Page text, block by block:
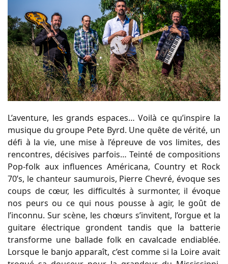
L’aventure, les grands espaces… Voilà ce qu’inspire la
musique du groupe Pete Byrd. Une quête de vérité, un
défi à la vie, une mise à l’épreuve de vos limites, des
rencontres, décisives parfois… Teinté de compositions
Pop-folk aux influences Américana, Country et Rock
70’s, le chanteur saumurois, Pierre Chevré, évoque ses
coups de cœur, les difficultés à surmonter, il évoque
nos peurs ou ce qui nous pousse à agir, le goût de
l’inconnu. Sur scène, les chœurs s’invitent, l’orgue et la
guitare électrique grondent tandis que la batterie
transforme une ballade folk en cavalcade endiablée.
Lorsque le banjo apparaît, c’est comme si la Loire avait